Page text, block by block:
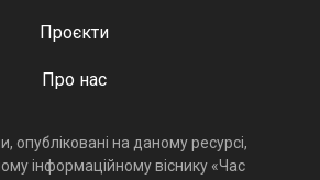
Проєкти
Про нас
опубліковані на даному ресурсі,
інформаційному віснику «Час